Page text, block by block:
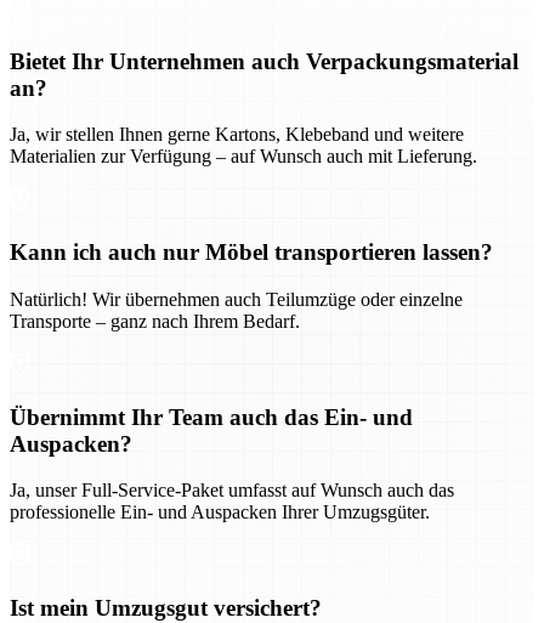
Bietet Ihr Unternehmen auch Verpackungsmaterial
an?
Ja, wir stellen Ihnen gerne Kartons, Klebeband und weitere
Materialien zur Verfügung – auf Wunsch auch mit Lieferung.
Kann ich auch nur Möbel transportieren lassen?
Natürlich! Wir übernehmen auch Teilumzüge oder einzelne
Transporte – ganz nach Ihrem Bedarf.
Übernimmt Ihr Team auch das Ein- und
Auspacken?
Ja, unser Full-Service-Paket umfasst auf Wunsch auch das
professionelle Ein- und Auspacken Ihrer Umzugsgüter.
Ist mein Umzugsgut versichert?